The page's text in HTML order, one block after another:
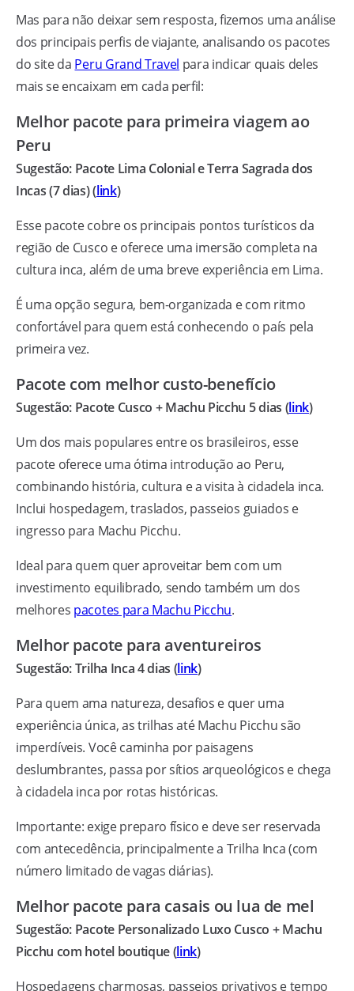
Mas para não deixar sem resposta, fizemos uma análise
dos principais perfis de viajante, analisando os pacotes
do site da Peru Grand Travel para indicar quais deles
mais se encaixam em cada perfil:
Melhor pacote para primeira viagem ao
Peru
Sugestão: Pacote Lima Colonial e Terra Sagrada dos
Incas (7 dias) (link)
Esse pacote cobre os principais pontos turísticos da
região de Cusco e oferece uma imersão completa na
cultura inca, além de uma breve experiência em Lima.
É uma opção segura, bem-organizada e com ritmo
confortável para quem está conhecendo o país pela
primeira vez.
Pacote com melhor custo-benefício
Sugestão: Pacote Cusco + Machu Picchu 5 dias (link)
Um dos mais populares entre os brasileiros, esse
pacote oferece uma ótima introdução ao Peru,
combinando história, cultura e a visita à cidadela inca.
Inclui hospedagem, traslados, passeios guiados e
ingresso para Machu Picchu.
Ideal para quem quer aproveitar bem com um
investimento equilibrado, sendo também um dos
melhores pacotes para Machu Picchu.
Melhor pacote para aventureiros
Sugestão: Trilha Inca 4 dias (link)
Para quem ama natureza, desafios e quer uma
experiência única, as trilhas até Machu Picchu são
imperdíveis. Você caminha por paisagens
deslumbrantes, passa por sítios arqueológicos e chega
à cidadela inca por rotas históricas.
Importante: exige preparo físico e deve ser reservada
com antecedência, principalmente a Trilha Inca (com
número limitado de vagas diárias).
Melhor pacote para casais ou lua de mel
Sugestão: Pacote Personalizado Luxo Cusco + Machu
Picchu com hotel boutique (link)
Hospedagens charmosas, passeios privativos e tempo